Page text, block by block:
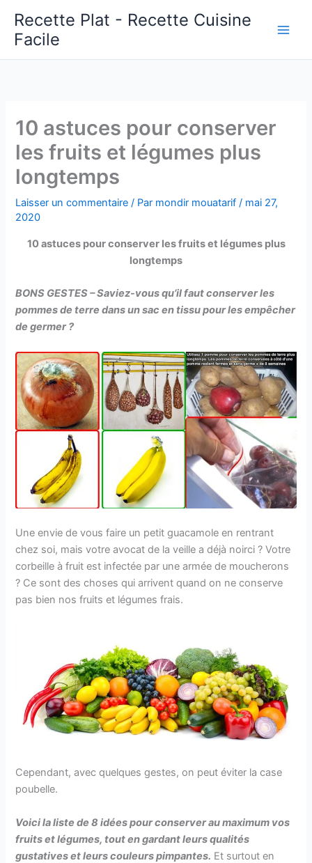
contenu
Recette Plat - Recette Cuisine
Facile
10 astuces pour conserver
les fruits et légumes plus
longtemps
Laisser un commentaire / Par mondir mouatarif/ mai 27,
2020
10 astuces pour conserver les fruits et légumes plus
longtemps
BONS GESTES – Saviez-vous qu’il faut conserver les
pommes de terre dans un sac en tissu pour les empêcher
de germer ?
Une envie de vous faire un petit guacamole en rentrant
chez soi, mais votre avocat de la veille a déjà noirci ? Votre
corbeille à fruit est infectée par une armée de moucherons
? Ce sont des choses qui arrivent quand on ne conserve
pas bien nos fruits et légumes frais.
Cependant, avec quelques gestes, on peut éviter la case
poubelle.
Voici la liste de 8 idées pour conserver au maximum vos
fruits et légumes, tout en gardant leurs qualités
gustatives et leurs couleurs pimpantes. Et surtout en